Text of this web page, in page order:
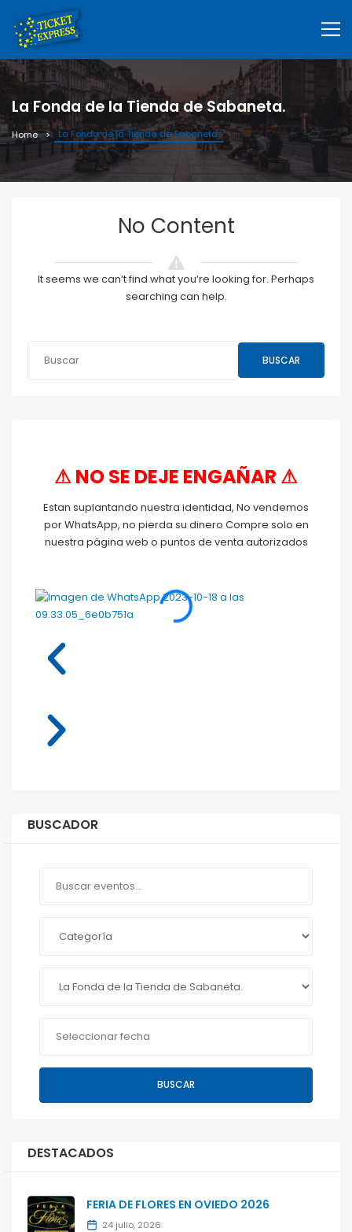
La Fonda de la Tienda de Sabaneta.
Home La Fonda de la Tienda de Sabaneta.
No Content
It seems we can’t find what you’re looking for. Perhaps
searching can help.
BUSCAR
⚠ NO SE DEJE ENGAÑAR ⚠
Estan suplantando nuestra identidad, No vendemos
por WhatsApp, no pierda su dinero Compre solo en
nuestra página web o puntos de venta autorizados
BUSCADOR
BUSCAR
DESTACADOS
FERIA DE FLORES EN OVIEDO 2026
24 julio, 2026